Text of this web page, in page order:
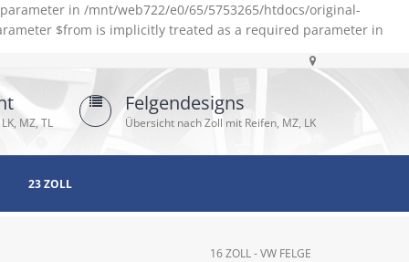
in /mnt/web722/e0/65/5753265/htdocs/original-
$from is implicitly treated as a required parameter in
MZ, TL
Felgendesigns
Übersicht nach Zoll mit Reifen, MZ, LK
23 ZOLL
16 ZOLL - VW FELGE